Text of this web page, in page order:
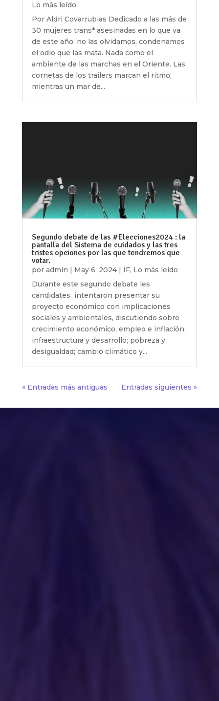
Lo más leído
Por Aldri Covarrubias Dedicado a las más de
30 mujeres trans* asesinadas en lo que va
de este año, no las olvidamos, condenamos
el odio que las mata. Nada como el
ambiente de las marchas en el Oriente. Las
cornetas de los trailers marcan el ritmo,
mientras un mar de...
Segundo debate de las #Elecciones2024 : la
pantalla del Sistema de cuidados y las tres
tristes opciones por las que tendremos que
votar.
por admin | May 6, 2024| IF, Lo más leído
Durante este segundo debate les
candidates intentaron presentar su
proyecto económico con implicaciones
sociales y ambientales, discutiendo sobre
crecimiento económico, empleo e inflación;
infraestructura y desarrollo; pobreza y
desigualdad; cambio climático y...
« Entradas más antiguas Entradas siguientes »